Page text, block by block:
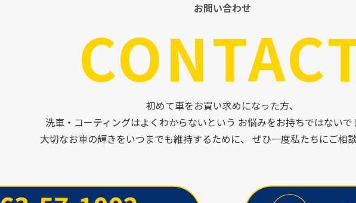
お問い合わせ
初めて車をお買い求めになった方、
洗車・コーティングはよくわからないという お悩みをお持ちではないで
大切なお車の輝きをいつまでも維持するために、 ぜひ一度私たちにご相